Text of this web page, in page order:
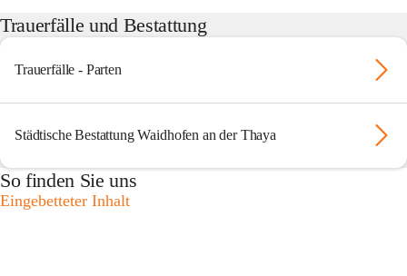
Trauerfälle und Bestattung
Trauerfälle - Parten
Städtische Bestattung Waidhofen an der Thaya
So finden Sie uns
Eingebetteter Inhalt